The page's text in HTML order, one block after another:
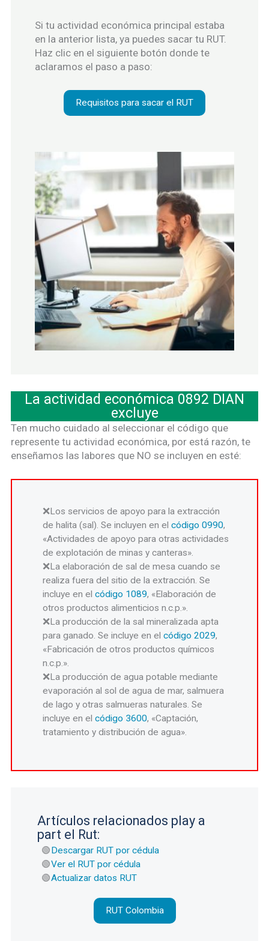
Si tu actividad económica principal estaba
en la anterior lista, ya puedes sacar tu RUT.
Haz clic en el siguiente botón donde te
aclaramos el paso a paso:
Requisitos para sacar el RUT
La actividad económica 0892 DIAN
excluye
Ten mucho cuidado al seleccionar el código que
represente tu actividad económica, por está razón, te
enseñamos las labores que NO se incluyen en esté:
Los servicios de apoyo para la extracción
de halita (sal). Se incluyen en elcódigo 0990,
«Actividades de apoyo para otras actividades
de explotación de minas y canteras».
La elaboración de sal de mesa cuando se
realiza fuera del sitio de la extracción. Se
incluye en elcódigo 1089, «Elaboración de
otros productos alimenticios n.c.p.».
La producción de la sal mineralizada apta
para ganado. Se incluye en elcódigo 2029,
«Fabricación de otros productos químicos
n.c.p.».
La producción de agua potable mediante
evaporación al sol de agua de mar, salmuera
de lago y otras salmueras naturales. Se
incluye en elcódigo 3600, «Captación,
tratamiento y distribución de agua».
Artículos relacionados play a
part el Rut:
Descargar RUT por cédula
Ver el RUT por cédula
Actualizar datos RUT
RUT Colombia